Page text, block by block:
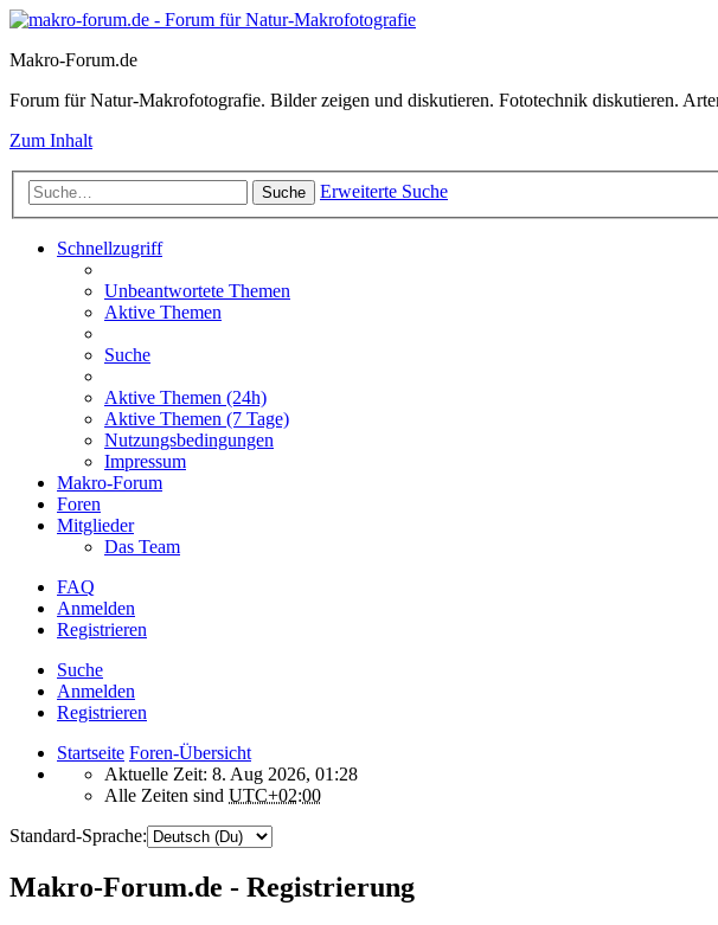
Makro-Forum.de
Forum für Natur-Makrofotografie. Bilder zeigen und diskutieren. Fototechnik diskutieren.
Zum Inhalt
Suche Erweiterte Suche
Schnellzugriff
Unbeantwortete Themen
Aktive Themen
Suche
Aktive Themen (24h)
Aktive Themen (7 Tage)
Nutzungsbedingungen
Impressum
Makro-Forum
Foren
Mitglieder
Das Team
FAQ
Anmelden
Registrieren
Suche
Anmelden
Registrieren
Startseite Foren-Übersicht
Aktuelle Zeit: 8. Aug 2026, 01:28
Alle Zeiten sind UTC+02:00
Standard-Sprache:
Makro-Forum.de - Registrierung